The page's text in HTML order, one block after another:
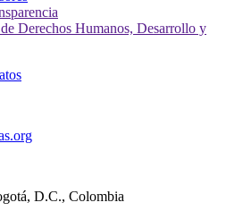
D.C., Colombia